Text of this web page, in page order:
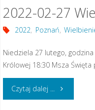
2022-02-27
2022, Poznań,
Niedziela 27 lutego,
Królowej 18:30 Msza Święta
Czytaj dalej ... "2022-